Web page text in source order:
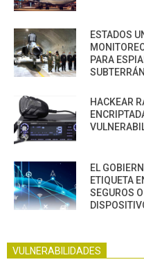
ESTADOS
PARA
HACKEAR
EL
ETIQUETA
SEGUROS
VULNERABILIDADES